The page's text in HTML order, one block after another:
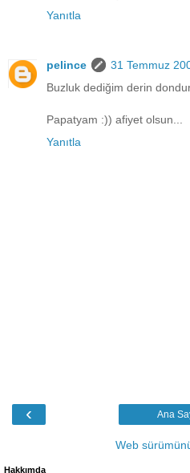
Yanıtla
pelince
31 Temmuz
Buzluk dediğim derin
Papatyam :)) afiyet olsun...
Yanıtla
‹ Ana
Web
Hakkımda